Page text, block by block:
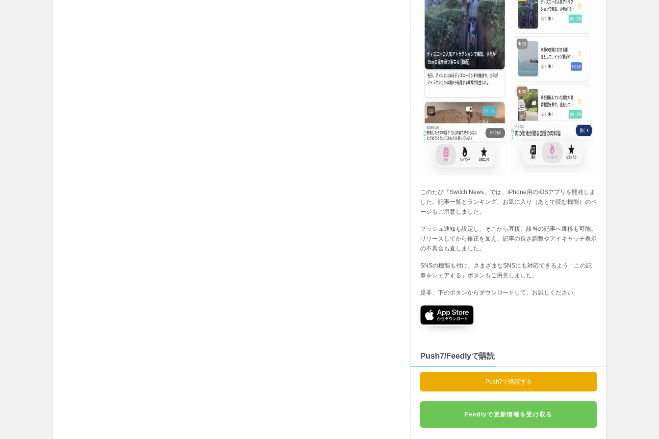
このたび「Switch News」では、iPhone用のiOSアプリを開発しま
した。記事一覧とランキング、お気に入り（あとで読む機能）のペ
ージもご用意しました。
プッシュ通知も設定し、そこから直接、該当の記事へ遷移も可能。
リリースしてから修正を加え、記事の長さ調整やアイキャッチ表示
の不具合も直しました。
SNSの機能も付け、さまざまなSNSにも対応できるよう「この記
事をシェアする」ボタンもご用意しました。
是非、下のボタンからダウンロードして、お試しください。
Push7/Feedlyで購読
Push7で購読する
Feedlyで更新情報を受け取る